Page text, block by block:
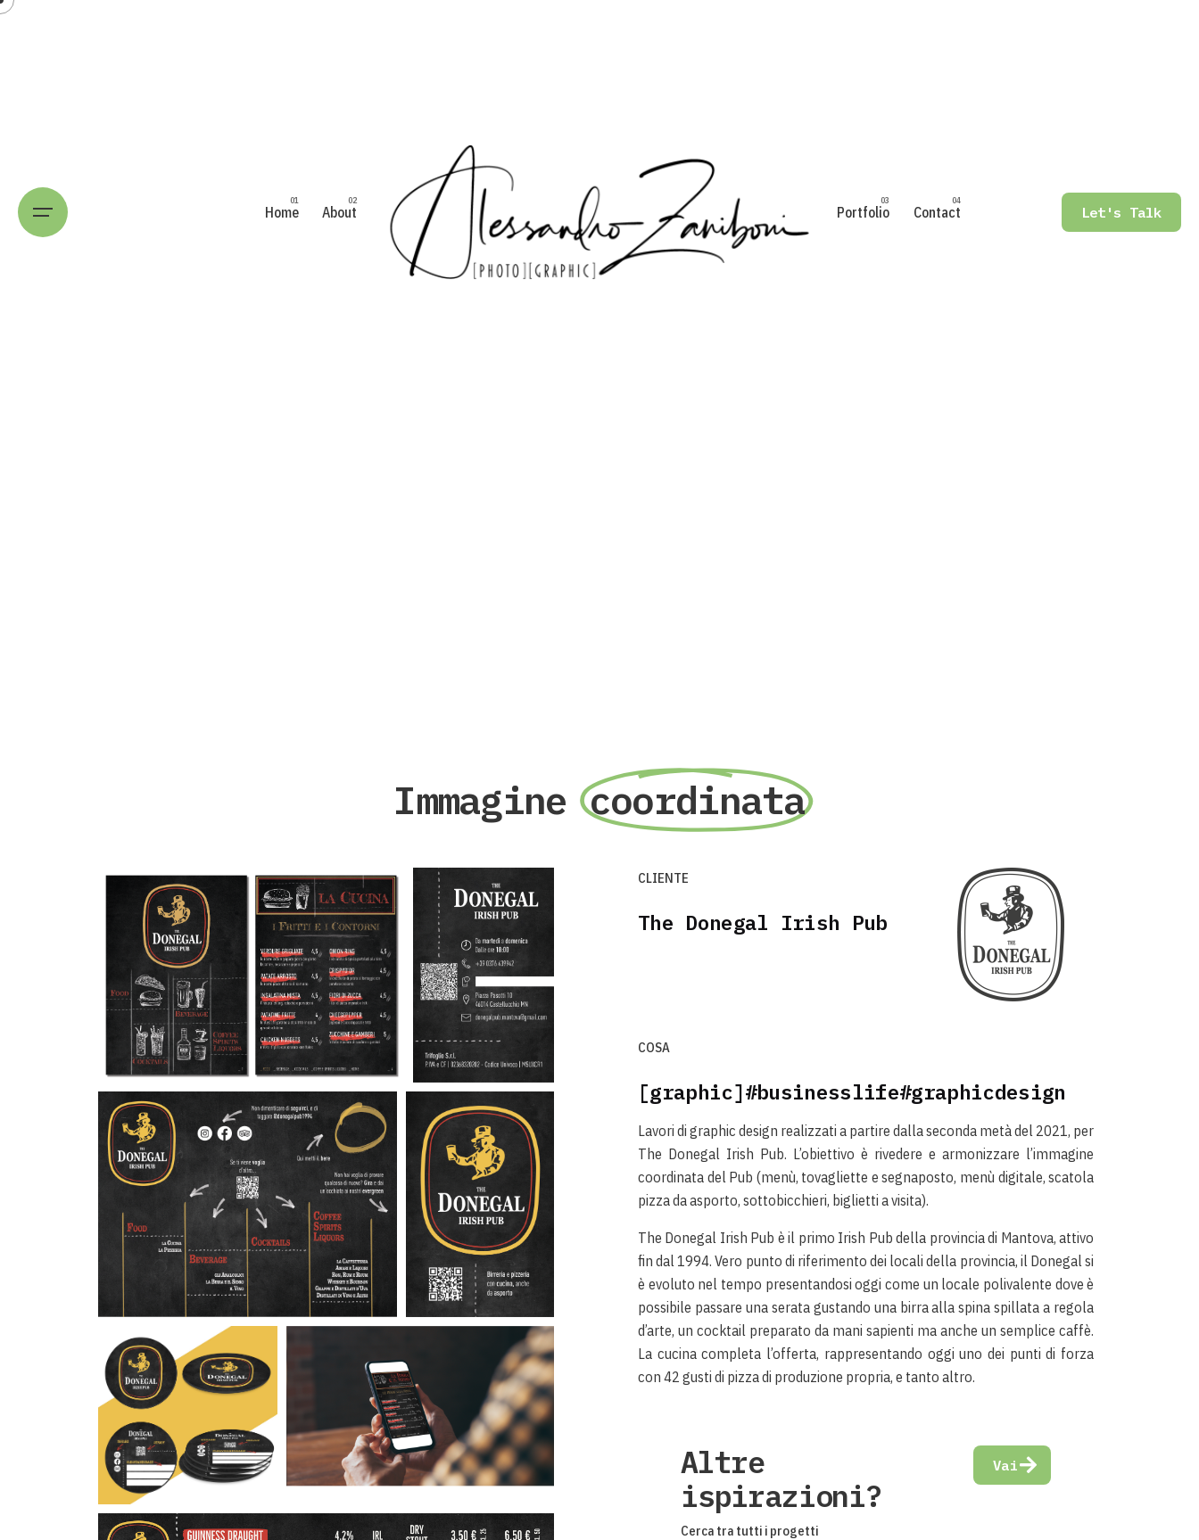
Home About Portfolio Contact Let's Talk
Immagine coordinata
CLIENTE
The Donegal Irish Pub
COSA
[graphic]#businesslife#graphicdesign
Lavori di graphic design realizzati a partire dalla seconda metà del 2021, per
The Donegal Irish Pub. L’obiettivo è rivedere e armonizzare l’immagine
coordinata del Pub (menù, tovagliette e segnaposto, menù digitale, scatola
pizza da asporto, sottobicchieri, biglietti a visita).
The Donegal Irish Pub è il primo Irish Pub della provincia di Mantova, attivo
fin dal 1994. Vero punto di riferimento dei locali della provincia, il Donegal si
è evoluto nel tempo presentandosi oggi come un locale polivalente dove è
possibile passare una serata gustando una birra alla spina spillata a regola
d’arte, un cocktail preparato da mani sapienti ma anche un semplice caffè.
La cucina completa l’offerta, rappresentando oggi uno dei punti di forza
con 42 gusti di pizza di produzione propria, e tanto altro.
Altre
ispirazioni?
Cerca tra tutti i progetti
Vai